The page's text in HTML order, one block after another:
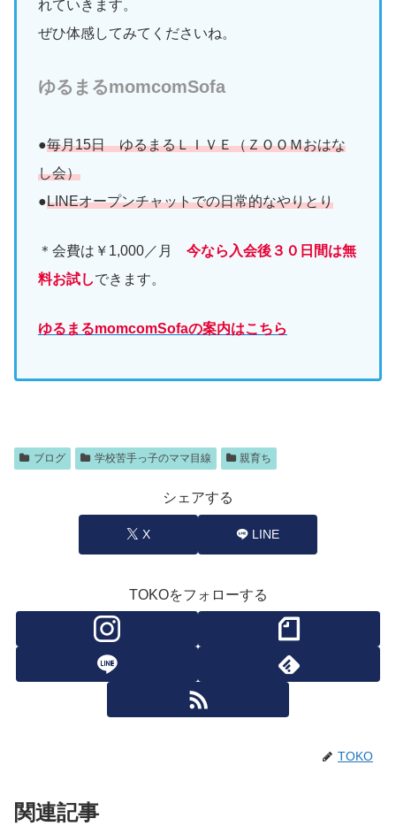
れていきます。
ぜひ体感してみてくださいね。
ゆるまるmomcomSofa
●毎月15日 ゆるまるＬＩＶＥ（ＺＯＯＭおはな
し会）
●LINEオープンチャットでの日常的なやりとり
＊会費は￥1,000／月 今なら入会後３０日間は無
料お試しできます。
ゆるまるmomcomSofaの案内はこちら
ブログ 学校苦手っ子のママ目線 親育ち
シェアする
X LINE
TOKOをフォローする
TOKO
関連記事